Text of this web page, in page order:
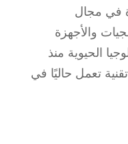
من 200 مبادرة في مجال
والأجهزة
الحيوية منذ
في 27 حاضنة تقنية تعمل حاليًا في